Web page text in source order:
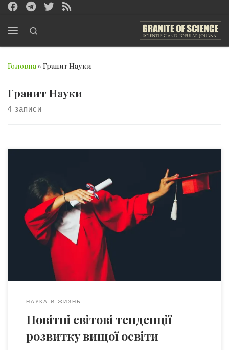
Перейти до вмісту
Головна» Гранит Науки
Гранит Науки
4 записи
Автор – Ольга Василівна Борисова – доктор історичних
наук, професор, професор кафедри історії та суспільно-
економічних дисциплін КЗ «Харківська гуманітарно-
педагогічна академія» Харківської обласної ради Статтю
також можна прочитати російською Загальні тенденції
розвитку вітчизняної вищої освіти описані у низці
важливих вітчизняних документів, зокрема, у «Стратегії
розвитку вищої освіти в Україні на 2021–2031 […]
НАУКА И ЖИЗНЬ
Новітні світові тенденції
розвитку вищої освіти